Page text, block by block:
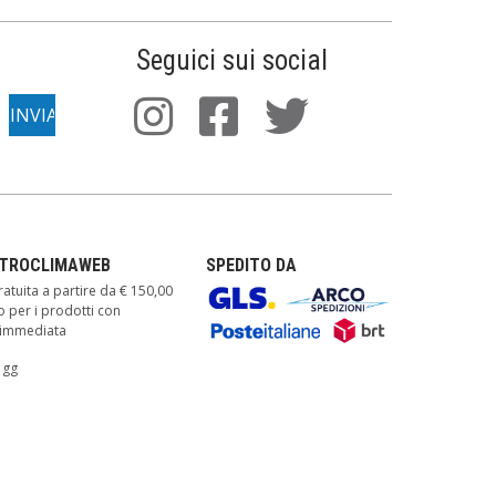
Seguici sui social
a partire da € 150,00
per i prodotti con
SPEDITO DA